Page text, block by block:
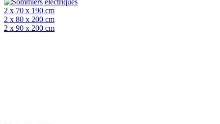
2 x 70 x 190 cm
2 x 80 x 200 cm
2 x 90 x 200 cm